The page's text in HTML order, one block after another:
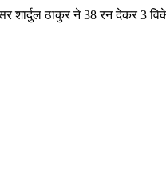
शार्दुल ठाकुर ने 38 रन देकर 3